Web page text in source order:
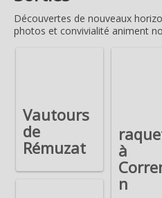
le Club
Liens sites membres
Découvertes de nouveaux
photos et convivialité animent
Vautours
de
Rémuzat
à
n